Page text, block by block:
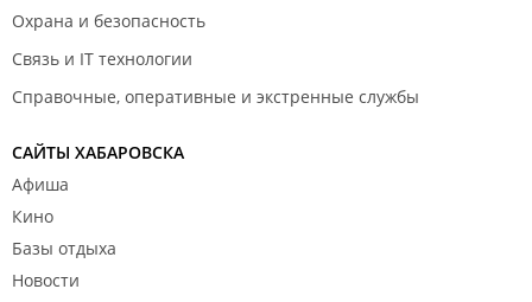
Охрана и безопасность
Связь и IT технологии
Справочные, оперативные и экстренные службы
САЙТЫ ХАБАРОВСКА
Афиша
Кино
Базы отдыха
Новости